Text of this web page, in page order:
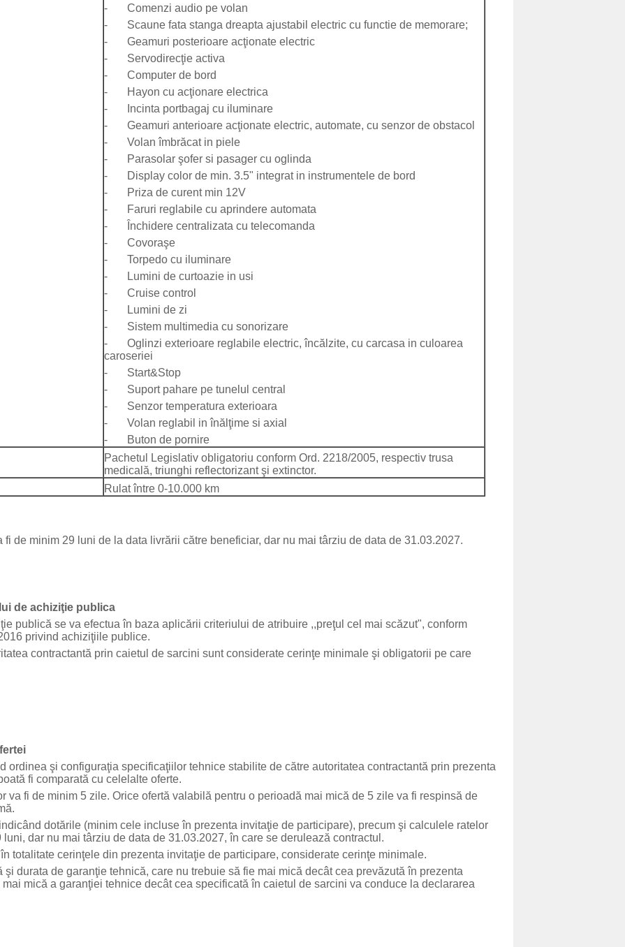
- Comenzi audio pe volan
- Scaune fata stanga dreapta ajustabil electric cu functie de memorare;
- Geamuri posterioare acţionate electric
- Servodirecţie activa
- Computer de bord
- Hayon cu acţionare electrica
- Incinta portbagaj cu iluminare
- Geamuri anterioare acţionate electric, automate, cu senzor de obstacol
- Volan îmbrăcat in piele
- Parasolar şofer si pasager cu oglinda
- Display color de min. 3.5" integrat in instrumentele de bord
- Priza de curent min 12V
- Faruri reglabile cu aprindere automata
- Închidere centralizata cu telecomanda
- Covoraşe
- Torpedo cu iluminare
- Lumini de curtoazie in usi
- Cruise control
- Lumini de zi
- Sistem multimedia cu sonorizare
- Oglinzi exterioare reglabile electric, încălzite, cu carcasa in culoarea
caroseriei
- Start&Stop
- Suport pahare pe tunelul central
- Senzor temperatura exterioara
- Volan reglabil in înălţime si axial
- Buton de pornire
Pachetul Legislativ obligatoriu conform Ord. 2218/2005, respectiv trusa
medicală, triunghi reflectorizant şi extinctor.
Rulat între 0-10.000 km
de minim 29 luni de la data livrării către beneficiar, dar nu mai târziu de data de 31.03.2027.
de achiziţie publica
se va efectua în baza aplicării criteriului de atribuire ,,preţul cel mai scăzut", conform
privind achiziţiile publice.
contractantă prin caietul de sarcini sunt considerate cerinţe minimale şi obligatorii pe care
şi configuraţia specificaţiilor tehnice stabilite de către autoritatea contractantă prin prezenta
fi comparată cu celelalte oferte.
de minim 5 zile. Orice ofertă valabilă pentru o perioadă mai mică de 5 zile va fi respinsă de
dotările (minim cele incluse în prezenta invitaţie de participare), precum şi calculele ratelor
dar nu mai târziu de data de 31.03.2027, în care se derulează contractul.
cerinţele din prezenta invitaţie de participare, considerate cerinţe minimale.
de garanţie tehnică, care nu trebuie să fie mai mică decât cea prevăzută în prezenta
mică a garanţiei tehnice decât cea specificată în caietul de sarcini va conduce la declararea